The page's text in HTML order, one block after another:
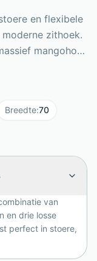
en flexibele
zithoek.
mangohout
krachtige,
70 x 70 x 45
decoratie,
door de kamer
dynamisch
Breedte:70
van
en drie losse
perfect in stoere,